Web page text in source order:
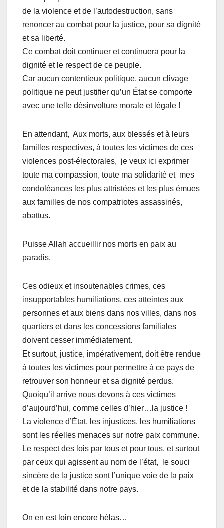
de la violence et de l’autodestruction, sans
renoncer au combat pour la justice, pour sa dignité
et sa liberté.
Ce combat doit continuer et continuera pour la
dignité et le respect de ce peuple.
Car aucun contentieux politique, aucun clivage
politique ne peut justifier qu’un État se comporte
avec une telle désinvolture morale et légale !
En attendant, Aux morts, aux blessés et à leurs
familles respectives, à toutes les victimes de ces
violences post-électorales, je veux ici exprimer
toute ma compassion, toute ma solidarité et mes
condoléances les plus attristées et les plus émues
aux familles de nos compatriotes assassinés,
abattus.
Puisse Allah accueillir nos morts en paix au
paradis.
Ces odieux et insoutenables crimes, ces
insupportables humiliations, ces atteintes aux
personnes et aux biens dans nos villes, dans nos
quartiers et dans les concessions familiales
doivent cesser immédiatement.
Et surtout, justice, impérativement, doit être rendue
à toutes les victimes pour permettre à ce pays de
retrouver son honneur et sa dignité perdus.
Quoiqu’il arrive nous devons à ces victimes
d’aujourd’hui, comme celles d’hier…la justice !
La violence d’État, les injustices, les humiliations
sont les réelles menaces sur notre paix commune.
Le respect des lois par tous et pour tous, et surtout
par ceux qui agissent au nom de l’état, le souci
sincère de la justice sont l’unique voie de la paix
et de la stabilité dans notre pays.
On en est loin encore hélas…